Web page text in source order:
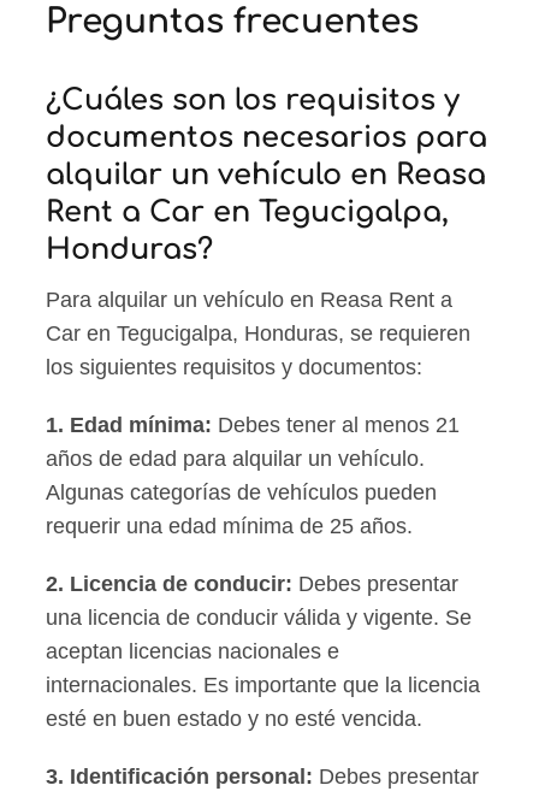
Preguntas frecuentes
¿Cuáles son los requisitos y
documentos necesarios para
alquilar un vehículo en Reasa
Rent a Car en Tegucigalpa,
Honduras?
Para alquilar un vehículo en Reasa Rent a
Car en Tegucigalpa, Honduras, se requieren
los siguientes requisitos y documentos:
1. Edad mínima: Debes tener al menos 21
años de edad para alquilar un vehículo.
Algunas categorías de vehículos pueden
requerir una edad mínima de 25 años.
2. Licencia de conducir: Debes presentar
una licencia de conducir válida y vigente. Se
aceptan licencias nacionales e
internacionales. Es importante que la licencia
esté en buen estado y no esté vencida.
3. Identificación personal : Debes presentar